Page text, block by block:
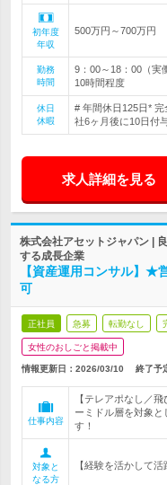
初年度
年収
500万円～700万円
勤務
時間
9：00～18：00（実
10時間程度
休日
休暇
# 年間休日125日*
社6ヶ月後に10日付
求人詳細を見る
株式会社アセットジャパン |
する成長企業
【資産運用コンサル】
可
正社員 急募 転勤なし
女性のおしごと掲載中
情報更新日：2026/03/10 終了予
仕事内容
【テレアポなし／
ーミドル層を対象と
す！
対象と
なる方
【経験を活かして